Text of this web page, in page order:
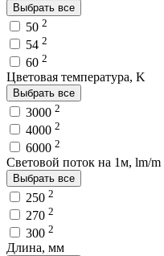
Выбрать все
50 2
54 2
60 2
Цветовая температура, K
Выбрать все
3000 2
4000 2
6000 2
Световой поток на 1м, lm/m
Выбрать все
250 2
270 2
300 2
Длина, мм